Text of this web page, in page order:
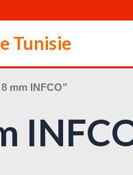
Tunisie
mm INFCO”